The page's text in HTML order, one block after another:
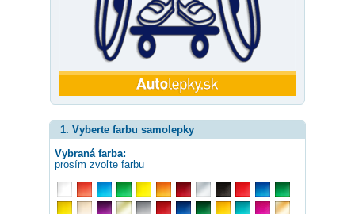
1. Vyberte farbu samolepky
Vybraná farba:
prosím zvoľte farbu